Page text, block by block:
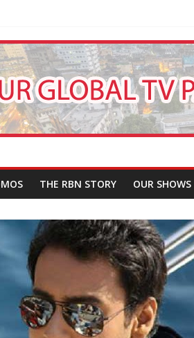
of Justice
THE RBN STORY OUR SHOWS